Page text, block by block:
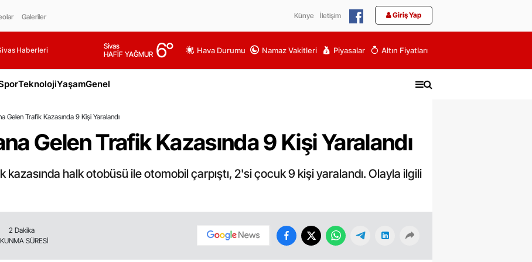
Galeriler Künye İletişim Giriş Yap
Haberleri
Sivas
HAFİF YAĞMUR 6° Hava Durumu Namaz Vakitleri Piyasalar Altın Fiyatları
TeknolojiYaşamGenel
Gelen Trafik Kazasında 9 Kişi Yaralandı
Gelen Trafik Kazasında 9 Kişi Yaralandı
halk otobüsü ile otomobil çarpıştı, 2'si çocuk 9 kişi yaralandı. Olayla ilgili
2 Dakika
SÜRESİ